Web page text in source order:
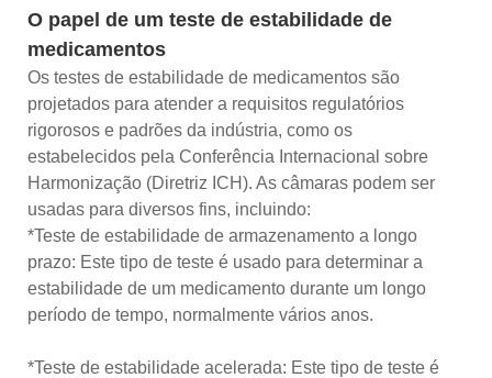
O papel de um teste de estabilidade de
medicamentos
Os testes de estabilidade de medicamentos são
projetados para atender a requisitos regulatórios
rigorosos e padrões da indústria, como os
estabelecidos pela Conferência Internacional sobre
Harmonização (Diretriz ICH). As câmaras podem ser
usadas para diversos fins, incluindo:
*Teste de estabilidade de armazenamento a longo
prazo: Este tipo de teste é usado para determinar a
estabilidade de um medicamento durante um longo
período de tempo, normalmente vários anos.
*Teste de estabilidade acelerada: Este tipo de teste é